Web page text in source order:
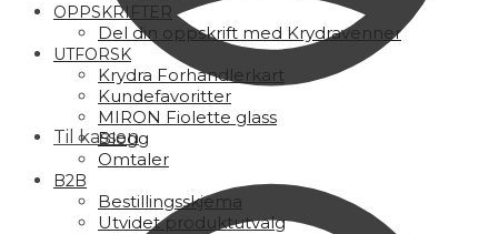
Til kassen
OPPSKRIFTER
Del din oppskrift med Krydravenner
UTFORSK
Krydra Forhandlerkart
Kundefavoritter
MIRON Fiolette glass
Blogg
Omtaler
B2B
Bestillingsskjema
Utvidet produktutvalg